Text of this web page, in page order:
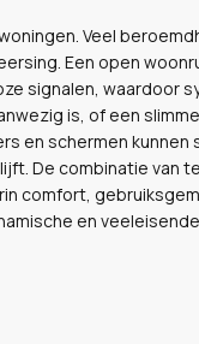
Veel
Een open
signalen, waardoor
is, of een
en schermen kunnen
De combinatie van
comfort,
en